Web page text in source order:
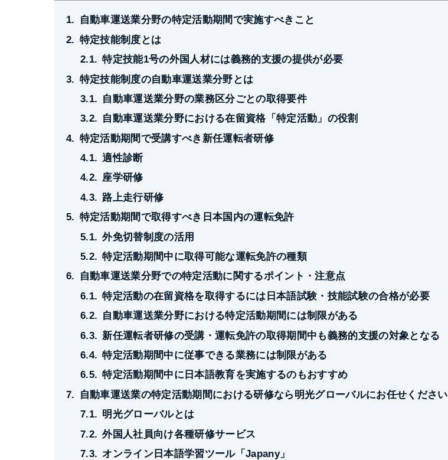
自動車運送業分野の特定活動期間で実施すべきこと
特定技能制度とは
特定技能1号の外国人材には義務的支援の提供が必要
特定技能制度の自動車運送業分野とは
自動車運送業分野の業務区分ごとの取得要件
自動車運送業分野における在留資格「特定活動」の役割
特定活動期間で受講すべき新任運転者研修
適性診断
座学研修
路上走行研修
特定活動期間で取得すべき日本国内の運転免許
外免切替制度の活用
特定活動期間中に取得可能な運転免許の種類
自動車運送業分野での特定活動に関するポイント・注意点
特定活動の在留資格を取得するには日本語試験・技能試験の合格が必要
自動車運送業分野における特定活動期間には制限がある
新任運転者研修の受講・運転免許の取得期間中も義務的支援の対象となる
特定活動期間中に従事できる業務には制限がある
特定活動期間中に日本語教育を実施するのもおすすめ
自動車運送業の特定活動期間における研修なら明光グローバルにお任せください
明光グローバルとは
外国人社員向け各種研修サービス
オンライン日本語学習ツール「Japany」